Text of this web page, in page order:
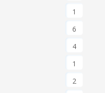
1
6
4
1
2